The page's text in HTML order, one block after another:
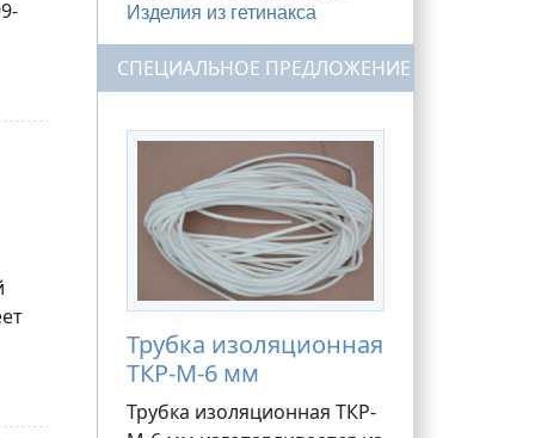
Изделия из гетинакса
СПЕЦИАЛЬНОЕ ПРЕДЛОЖЕНИЕ
Трубка изоляционная
ТКР-М-6 мм
Трубка изоляционная ТКР-